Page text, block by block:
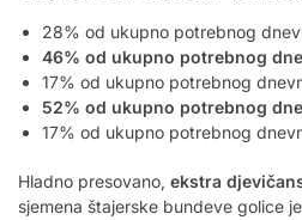
28% od ukupno potrebnog
46% od ukupno potrebnog
17% od ukupno potrebnog
52% od ukupno potrebnog
17% od ukupno potrebnog
Hladno presovano, ekstra
sjemena štajerske bundeve golice